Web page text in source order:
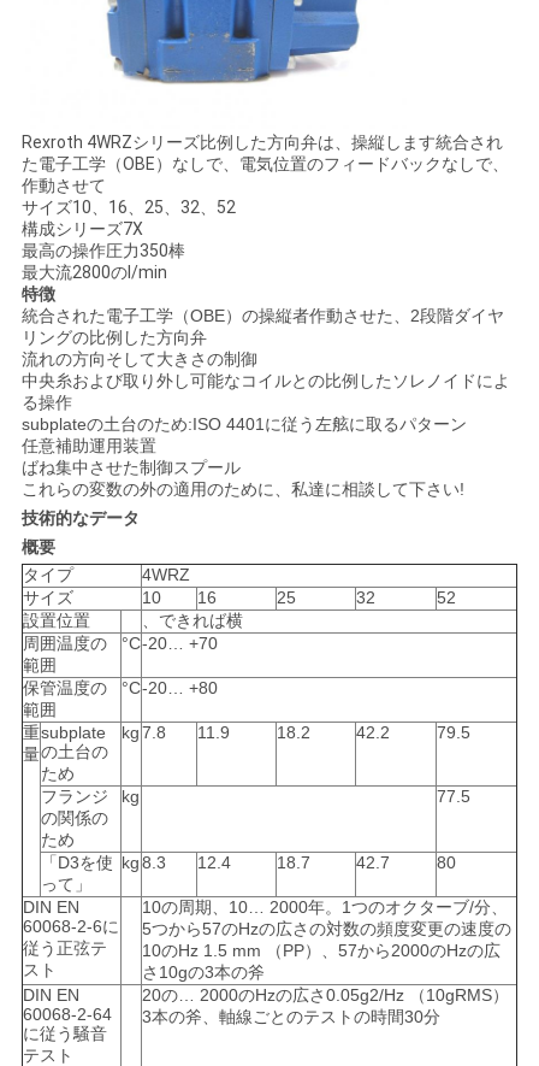
さ
い
地
図
PRIVACY
POLICY
Rexroth 4WRZシリーズ比例した方向弁は、操縦します統合され
た電子工学（OBE）なしで、電気位置のフィードバックなしで、
作動させて
サイズ10、16、25、32、52
構成シリーズ7X
最高の操作圧力350棒
最大流2800のl/min
特徴
統合された電子工学（OBE）の操縦者作動させた、2段階ダイヤ
リングの比例した方向弁
流れの方向そして大きさの制御
中央糸および取り外し可能なコイルとの比例したソレノイドによ
る操作
subplateの土台のため:ISO 4401に従う左舷に取るパターン
任意補助運用装置
ばね集中させた制御スプール
これらの変数の外の適用のために、私達に相談して下さい!
技術的なデータ
概要
タイプ
4WRZ
サイズ
10 16 25 32
52
設置位置
、できれば横
周囲温度の
範囲
°C-20… +70
保管温度の
範囲
°C-20… +80
重
量
subplate
の土台の
ため
kg7.8 11.9 18.2 42.2 79.5
フランジ
の関係の
ため
kg 77.5
「D3を使
って」
kg8.3 12.4 18.7 42.7 80
DIN EN
60068-2-6に
従う正弦テ
スト
10の周期、10… 2000年。1つのオクターブ/分、
5つから57のHzの広さの対数の頻度変更の速度の
10のHz 1.5 mm （PP）、57から2000のHzの広
さ10gの3本の斧
DIN EN
60068-2-64
に従う騒音
テスト
20の… 2000のHzの広さ0.05g2/Hz （10gRMS）
3本の斧、軸線ごとのテストの時間30分